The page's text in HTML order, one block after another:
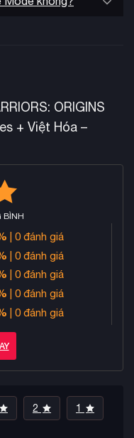
ORIGINS
+ Việt Hóa –
BÌNH
| 0 đánh giá
| 0 đánh giá
| 0 đánh giá
| 0 đánh giá
| 0 đánh giá
2 1